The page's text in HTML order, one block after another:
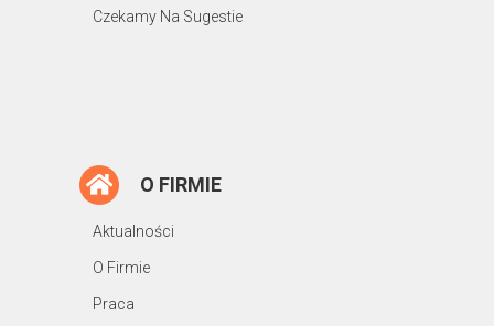
Czekamy Na Sugestie
O FIRMIE
Aktualności
O Firmie
Praca